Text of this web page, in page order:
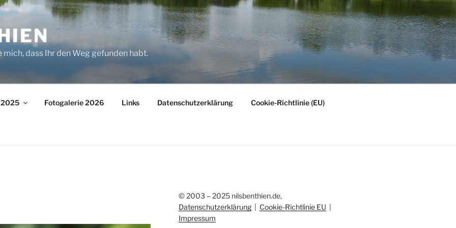
dass Ihr den Weg gefunden habt.
2025 Fotogalerie 2026 Links Datenschutzerklärung Cookie-Richtlinie (EU)
© 2003 – 2025 nilsbenthien.de,
Datenschutzerklärung| Cookie-Richtlinie EU
Impressum